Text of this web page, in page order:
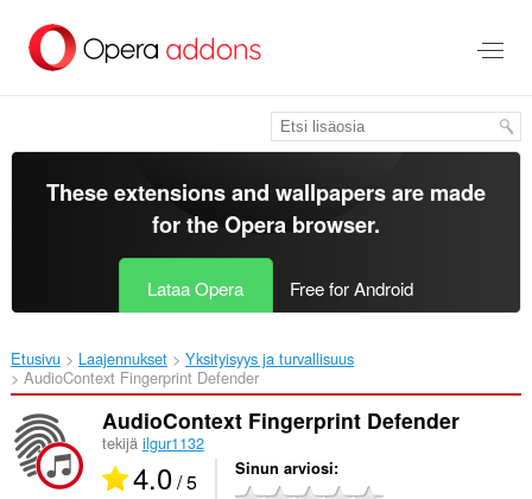
pääsisältöön
These extensions and wallpapers are made
for theOpera browser.
Lataa Opera Free for Android
Etusivu Laajennukset
Yksityisyys ja turvallisuus
AudioContext Fingerprint Defender‎
AudioContext Fingerprint Defender
tekijä ilgur1132
4.0/ 5 Sinun arviosi